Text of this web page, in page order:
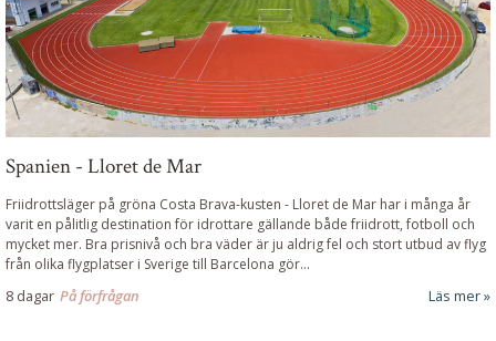
Spanien - Lloret de Mar
Friidrottsläger på gröna Costa Brava-kusten - Lloret de Mar har i många år
varit en pålitlig destination för idrottare gällande både friidrott, fotboll och
mycket mer. Bra prisnivå och bra väder är ju aldrig fel och stort utbud av flyg
från olika flygplatser i Sverige till Barcelona gör...
8 dagar På förfrågan Läs mer